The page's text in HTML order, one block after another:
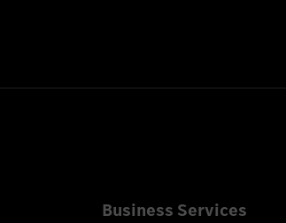
Business Services